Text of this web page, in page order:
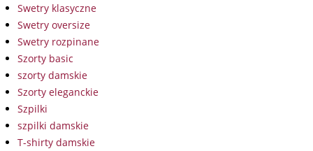
Swetry klasyczne
Swetry oversize
Swetry rozpinane
Szorty basic
szorty damskie
Szorty eleganckie
Szpilki
szpilki damskie
T-shirty damskie